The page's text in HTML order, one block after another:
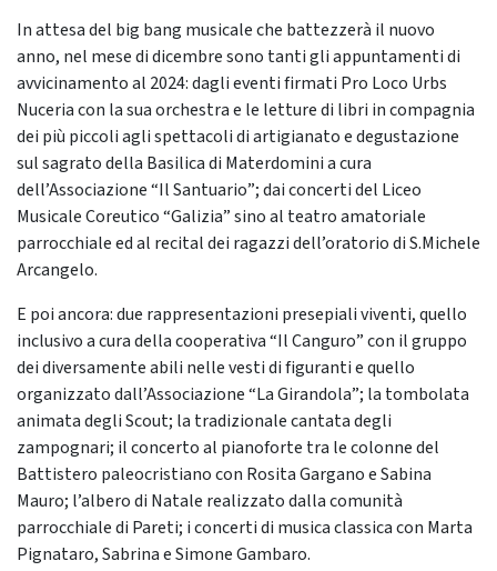
In attesa del big bang musicale che battezzerà il nuovo
anno, nel mese di dicembre sono tanti gli appuntamenti di
avvicinamento al 2024: dagli eventi firmati Pro Loco Urbs
Nuceria con la sua orchestra e le letture di libri in compagnia
dei più piccoli agli spettacoli di artigianato e degustazione
sul sagrato della Basilica di Materdomini a cura
dell’Associazione “Il Santuario”; dai concerti del Liceo
Musicale Coreutico “Galizia” sino al teatro amatoriale
parrocchiale ed al recital dei ragazzi dell’oratorio di S.Michele
Arcangelo.
E poi ancora: due rappresentazioni presepiali viventi, quello
inclusivo a cura della cooperativa “Il Canguro” con il gruppo
dei diversamente abili nelle vesti di figuranti e quello
organizzato dall’Associazione “La Girandola”; la tombolata
animata degli Scout; la tradizionale cantata degli
zampognari; il concerto al pianoforte tra le colonne del
Battistero paleocristiano con Rosita Gargano e Sabina
Mauro; l’albero di Natale realizzato dalla comunità
parrocchiale di Pareti; i concerti di musica classica con Marta
Pignataro, Sabrina e Simone Gambaro.